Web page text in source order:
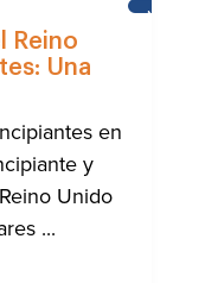
Reino
Una
en
y
Unido
...